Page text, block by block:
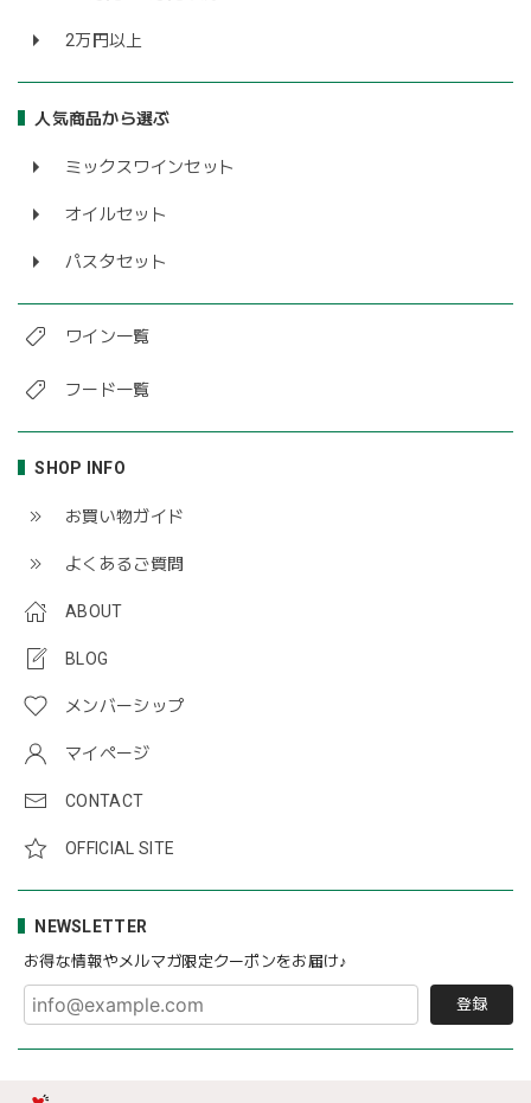
2万円以上
人気商品から選ぶ
ミックスワインセット
オイルセット
パスタセット
ワイン一覧
フード一覧
SHOP INFO
お買い物ガイド
よくあるご質問
ABOUT
BLOG
メンバーシップ
マイページ
CONTACT
OFFICIAL SITE
NEWSLETTER
お得な情報やメルマガ限定クーポンをお届け♪
登録